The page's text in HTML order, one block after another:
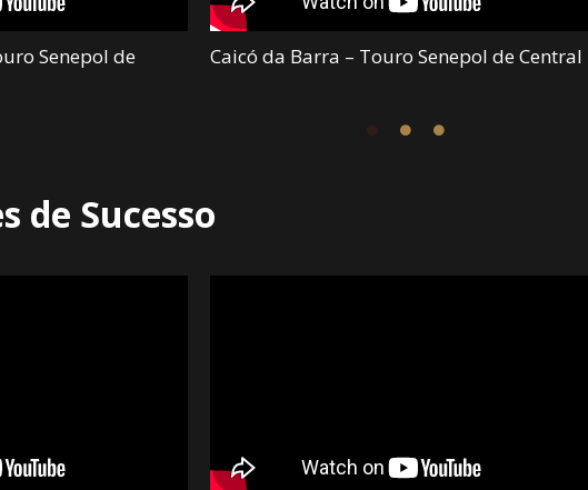
Senepol de
Caicó da Barra – Touro Senepol de Central
de Sucesso